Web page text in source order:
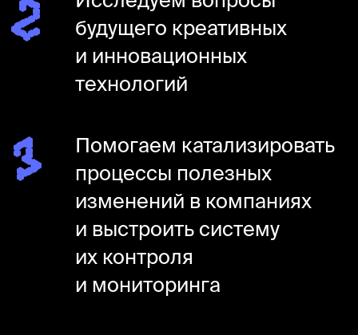
CRAFT фасилитация
креативность в маркетинге
JTBD
реверс-инжиниринг
бенчмаркинг